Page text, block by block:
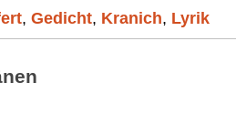
, Gedicht, Kranich, Lyrik